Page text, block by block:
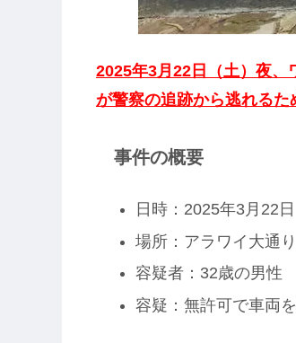
2025年3月22日（土）夜、
が警察の追跡から逃れるた
事件の概要
日時：2025年3月22
場所：アラワイ大通
容疑者：32歳の男性
容疑：無許可で車両